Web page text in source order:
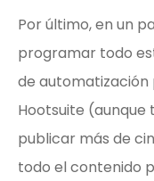
Por último, en un
programar todo
de automatización
Hootsuite (aunque
publicar más de
todo el contenido